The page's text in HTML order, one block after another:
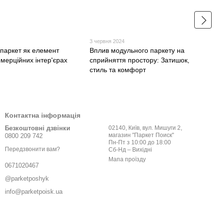
як елемент
інтер'єрах
3 червня 2024
Вплив модульного паркету на
сприйняття простору: Затишок,
стиль та комфорт
Контактна інформація
Безкоштовні дзвінки
0800 209 742
Передзвонити вам?
0671020467
@parketposhyk
info@parketpoisk.ua
02140, Київ, вул. Мишуги 2,
магазин "Паркет Поиск"
Пн-Пт з 10:00 до 18:00
Сб-Нд – Вихідні
Мапа проїзду